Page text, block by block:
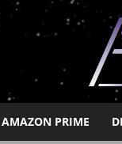
AMAZON PRIME